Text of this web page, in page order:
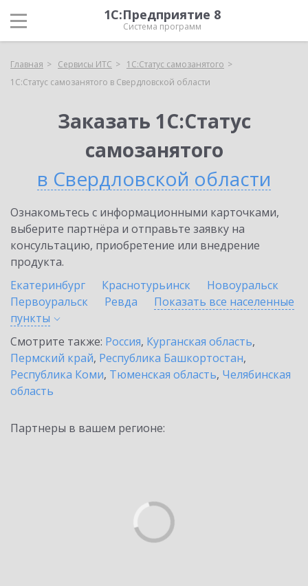
1С:Предприятие 8
Система программ
Главная Сервисы ИТС
1С:Статус самозанятого
1С:Статус самозанятого в Свердловской области
Заказать 1С:Статус
самозанятого
в Свердловской области
Ознакомьтесь с информационными карточками,
выберите партнёра и отправьте заявку на
консультацию, приобретение или внедрение
продукта.
Екатеринбург
Краснотурьинск
Новоуральск
Первоуральск
Ревда
Показать все населенные
пункты
Смотрите также: Россия, Курганская область,
Пермский край, Республика Башкортостан,
Республика Коми, Тюменская область, Челябинская
область
Партнеры в вашем регионе: